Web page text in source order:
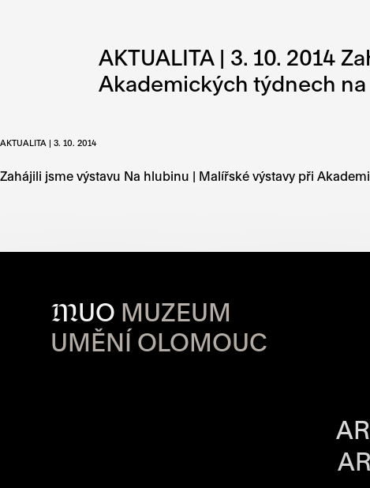
AKTUALITA | 3. 10. 2014
Akademických týdnech
AKTUALITA | 3. 10. 2014
Zahájili jsme výstavu Na hlubinu | Malířské výstavy při
MUO MUZEUM
UMĚNÍ OLOMOUC
OTVÍRACÍ